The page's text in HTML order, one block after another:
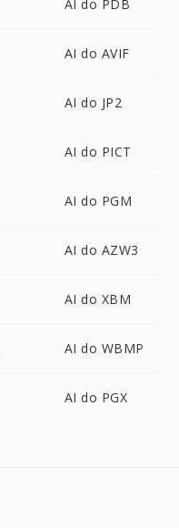
AI do PDB
AI do AVIF
AI do JP2
AI do PICT
AI do PGM
AI do AZW3
AI do XBM
AI do WBMP
AI do PGX